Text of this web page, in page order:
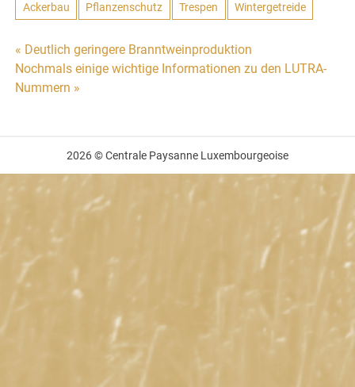
Ackerbau Pflanzenschutz Trespen Wintergetreide
Beitragsnavigation
« Deutlich geringere Branntweinproduktion
Nochmals einige wichtige Informationen zu den LUTRA-
Nummern »
2026 © Centrale Paysanne Luxembourgeoise